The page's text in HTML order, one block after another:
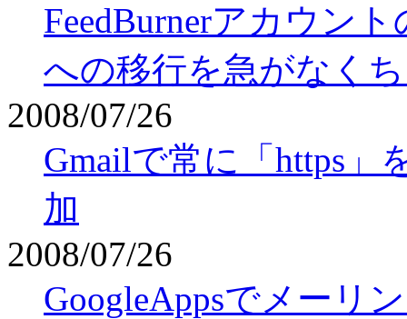
FeedBurnerアカウン
への移行を急がなく
2008/07/26
Gmailで常に「https」
加
2008/07/26
GoogleAppsでメーリ